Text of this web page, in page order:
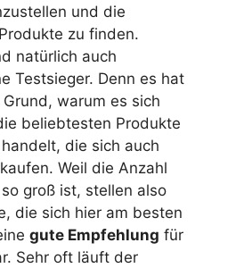
und die
zu finden.
natürlich auch
Testsieger. Denn es hat
warum es sich
beliebtesten Produkte
die sich auch
Weil die Anzahl
groß ist, stellen also
die sich hier am besten
gute Empfehlung für
Sehr oft läuft der